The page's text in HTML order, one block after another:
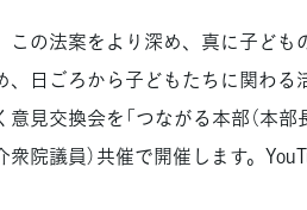
この法案をより深め、真に子ども
、日ごろから子どもたちに関わ
意見交換会を「つながる本部（本
衆院議員）共催で開催します。